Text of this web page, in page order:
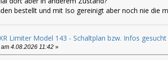
bestellt und mit Iso gereinigt aber noch nie die
Limiter Model 143 - Schaltplan bzw. Infos gesucht
am4.08.2026 11:42»